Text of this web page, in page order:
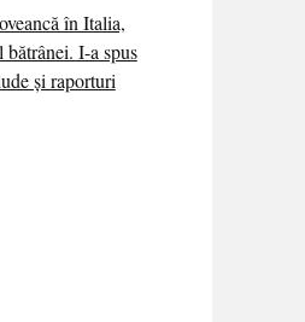
în Italia,
bătrânei. I-a spus
și raporturi